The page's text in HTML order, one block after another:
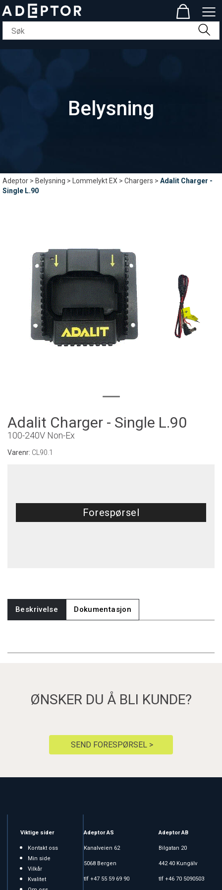
Belysning
Adeptor>Belysning> Lommelykt EX>Chargers>Adalit Charger -
Single L.90
Adalit Charger - Single L.90
100-240V Non-Ex
Varenr: CL90.1
Forespørsel
Beskrivelse Dokumentasjon
ØNSKER DU Å BLI KUNDE?
SEND FORESPØRSEL >
Viktige sider
Kontakt oss
Min side
Vilkår
Kvalitet
Adeptor AS
Kanalveien 62
5068 Bergen
tlf +47 55 59 69 90
Adeptor AB
Bilgatan 20
442 40 Kungälv
tlf +46 70 5090503